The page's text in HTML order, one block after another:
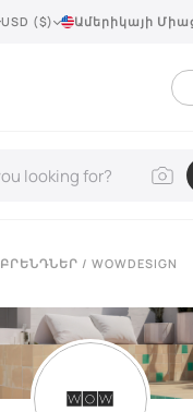
USD ($) Ամերիկայի
ԲՐԵՆԴՆԵՐ / WOWDESIGN